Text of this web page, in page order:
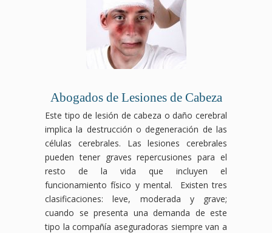
Abogados de Lesiones de Cabeza
Este tipo de lesión de cabeza o daño cerebral
implica la destrucción o degeneración de las
células cerebrales. Las lesiones cerebrales
pueden tener graves repercusiones para el
resto de la vida que incluyen el
funcionamiento físico y mental. Existen tres
clasificaciones: leve, moderada y grave;
cuando se presenta una demanda de este
tipo la compañía aseguradoras siempre van a